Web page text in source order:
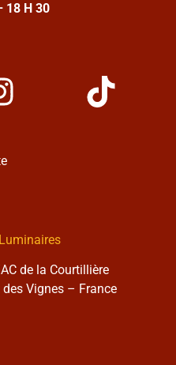
18 H 30
de la Courtillière
Vignes – France